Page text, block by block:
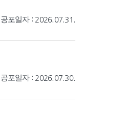
공포일자 : 2026.07.31.
공포일자 : 2026.07.30.